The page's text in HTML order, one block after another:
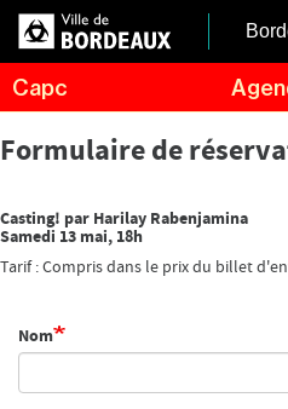
Aller
contenu
principal
Capc
Menu
navigation
Expositions
Capc Kids
Collection
Le Capc
Résidences
Mécénat et privatisation
Formulaire de
Casting! par Harilay Rabenjamina
Samedi 13 mai, 18h
Tarif : Compris dans le prix du billet
Nom
Panneau de gestion des cookies